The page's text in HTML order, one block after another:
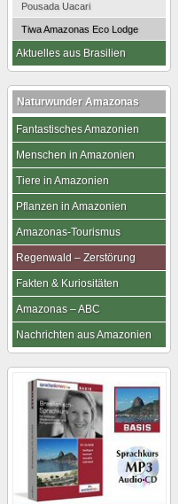
Pousada Uacari
Tiwa Amazonas Eco Lodge
Aktuelles aus Brasilien
Naturwunder Amazonas
Fantastisches Amazonien
Menschen in Amazonien
Tiere in Amazonien
Pflanzen in Amazonien
Amazonas-Tourismus
Regenwald – Zerstörung
Fakten & Kuriositäten
Amazonas – ABC
Nachrichten aus Amazonien